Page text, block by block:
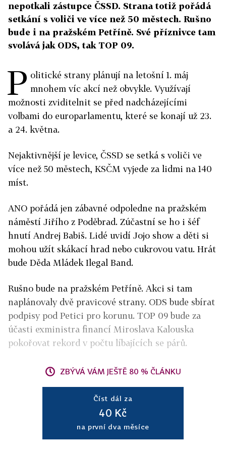
nepotkali zástupce ČSSD. Strana totiž pořádá
setkání s voliči ve více než 50 městech. Rušno
bude i na pražském Petříně. Své příznivce tam
svolává jak ODS, tak TOP 09.
P olitické strany plánují na letošní 1. máj
mnohem víc akcí než obvykle. Využívají
možnosti zviditelnit se před nadcházejícími
volbami do europarlamentu, které se konají už 23.
a 24. května.
Nejaktivnější je levice, ČSSD se setká s voliči ve
více než 50 městech, KSČM vyjede za lidmi na 140
míst.
ANO pořádá jen zábavné odpoledne na pražském
náměstí Jiřího z Poděbrad. Zúčastní se ho i šéf
hnutí Andrej Babiš. Lidé uvidí Jojo show a děti si
mohou užít skákací hrad nebo cukrovou vatu. Hrát
bude Děda Mládek Ilegal Band.
Rušno bude na pražském Petříně. Akci si tam
naplánovaly dvě pravicové strany. ODS bude sbírat
podpisy pod Petici pro korunu. TOP 09 bude za
účasti exministra financí Miroslava Kalouska
pokořovat rekord v počtu líbajících se párů.
ZBÝVÁ VÁM JEŠTĚ 80 % ČLÁNKU
Číst dál za
40 Kč
na první dva měsíce